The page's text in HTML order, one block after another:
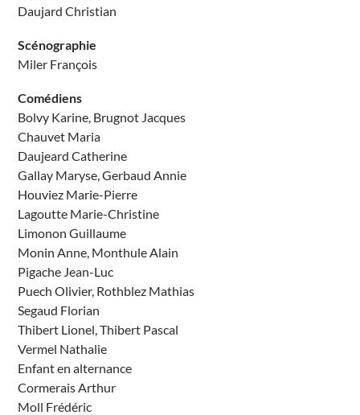
Daujard Christian
Scénographie
Miler François
Comédiens
Bolvy Karine, Brugnot Jacques
Chauvet Maria
Daujeard Catherine
Gallay Maryse, Gerbaud Annie
Houviez Marie-Pierre
Lagoutte Marie-Christine
Limonon Guillaume
Monin Anne, Monthule Alain
Pigache Jean-Luc
Puech Olivier, Rothblez Mathias
Segaud Florian
Thibert Lionel, Thibert Pascal
Vermel Nathalie
Enfant en alternance
Cormerais Arthur
Moll Frédéric